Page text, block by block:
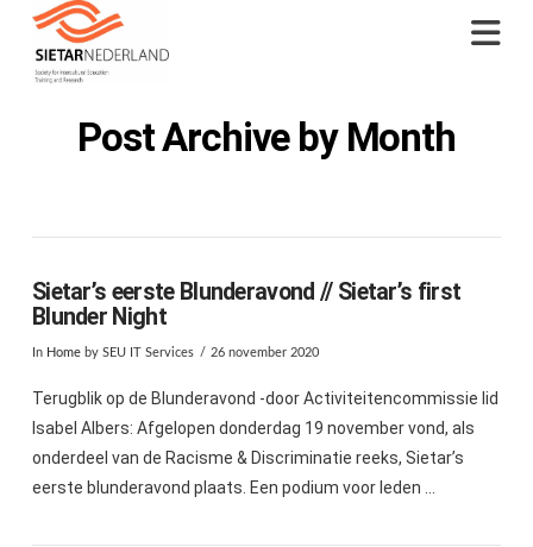
Post Archive by Month
Sietar’s eerste Blunderavond // Sietar’s first
Blunder Night
In Homeby SEU IT Services 26 november 2020
Terugblik op de Blunderavond -door Activiteitencommissie lid
Isabel Albers: Afgelopen donderdag 19 november vond, als
onderdeel van de Racisme & Discriminatie reeks, Sietar’s
eerste blunderavond plaats. Een podium voor leden …